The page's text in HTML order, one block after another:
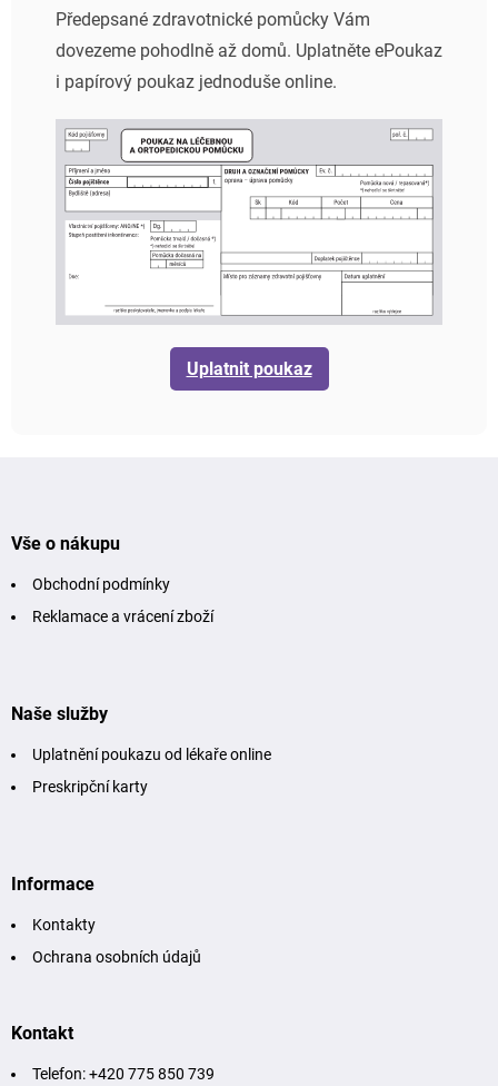
Předepsané zdravotnické pomůcky Vám
dovezeme pohodlně až domů. Uplatněte ePoukaz
i papírový poukaz jednoduše online.
Uplatnit poukaz
Vše o nákupu
Obchodní podmínky
Reklamace a vrácení zboží
Naše služby
Uplatnění poukazu od lékaře online
Preskripční karty
Informace
Kontakty
Ochrana osobních údajů
Kontakt
Telefon: +420 775 850 739